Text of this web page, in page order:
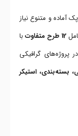
و متنوع نیاز
12 طرح متفاوت
با
پروژه‌های گرافیکی
بسته‌بندی، استیکر